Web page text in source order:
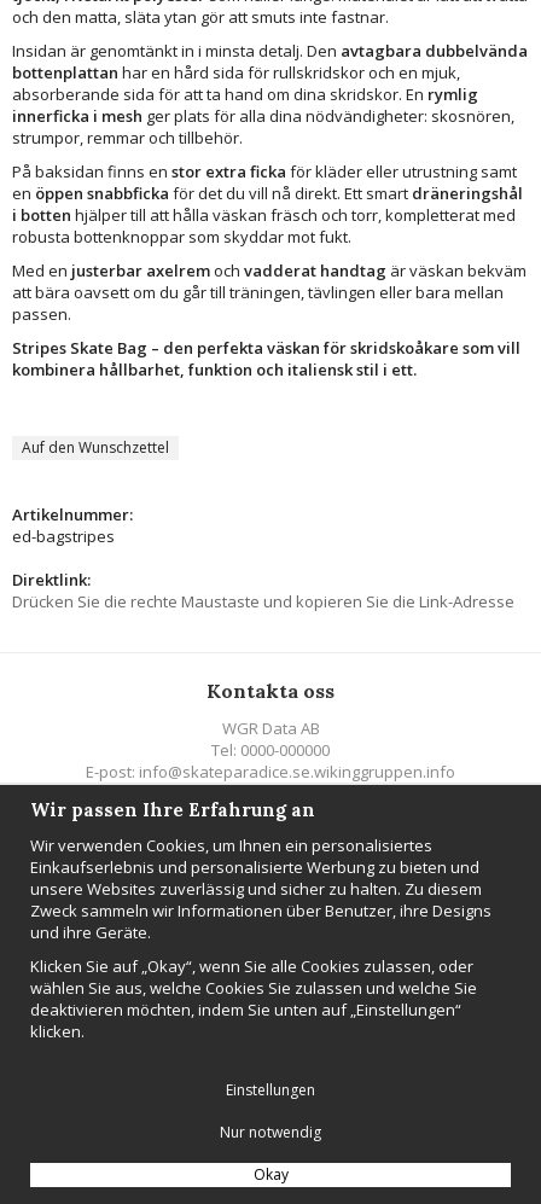
och den matta, släta ytan gör att smuts inte fastnar.
Insidan är genomtänkt in i minsta detalj. Den avtagbara dubbelvända
bottenplattan har en hård sida för rullskridskor och en mjuk,
absorberande sida för att ta hand om dina skridskor. En rymlig
innerficka i mesh ger plats för alla dina nödvändigheter: skosnören,
strumpor, remmar och tillbehör.
På baksidan finns en stor extra ficka för kläder eller utrustning samt
en öppen snabbficka för det du vill nå direkt. Ett smart dräneringshål
i botten hjälper till att hålla väskan fräsch och torr, kompletterat med
robusta bottenknoppar som skyddar mot fukt.
Med en justerbar axelremoch vadderat handtag är väskan bekväm
att bära oavsett om du går till träningen, tävlingen eller bara mellan
passen.
Stripes Skate Bag – den perfekta väskan för skridskoåkare som vill
kombinera hållbarhet, funktion och italiensk stil i ett.
Auf den Wunschzettel
Artikelnummer:
ed-bagstripes
Direktlink:
Drücken Sie die rechte Maustaste und kopieren Sie die Link-Adresse
Kontakta oss
WGR Data AB
Tel: 0000-000000
E-post: info@skateparadice.se.wikinggruppen.info
Följ oss
NEWSLETTER
Anmelden
Produziert von:Wikinggruppen
Wir passen Ihre Erfahrung an
Wir verwenden Cookies, um Ihnen ein personalisiertes
Einkaufserlebnis und personalisierte Werbung zu bieten und
unsere Websites zuverlässig und sicher zu halten. Zu diesem
Zweck sammeln wir Informationen über Benutzer, ihre Designs
und ihre Geräte.
Klicken Sie auf „Okay“, wenn Sie alle Cookies zulassen, oder
wählen Sie aus, welche Cookies Sie zulassen und welche Sie
deaktivieren möchten, indem Sie unten auf „Einstellungen“
klicken.
Einstellungen
Nur notwendig
Okay